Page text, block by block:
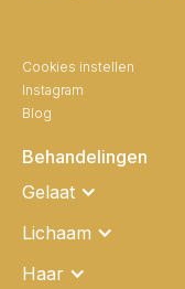
Cookies instellen
Instagram
Blog
Behandelingen
Gelaat
Lichaam
Haar